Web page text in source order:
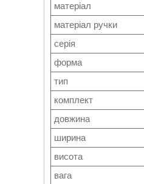
матеріал
матеріал ручки
серія
форма
тип
комплект
довжина
ширина
висота
вага